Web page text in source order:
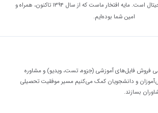
محصولات و خدمات دیجیتال است. مایه افتخار ماست که از سال ۱۳۹۴ تاکنون، همراه و
امین شما بوده‌ایم.
فروش فایل‌های آموزشی (جزوه، تست، ویدیو) و مشاوره
و دانشجویان کمک می‌کنیم مسیر موفقیت تحصیلی
بسازند.